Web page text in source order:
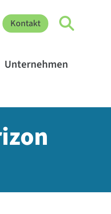
Kontakt
Unternehmen